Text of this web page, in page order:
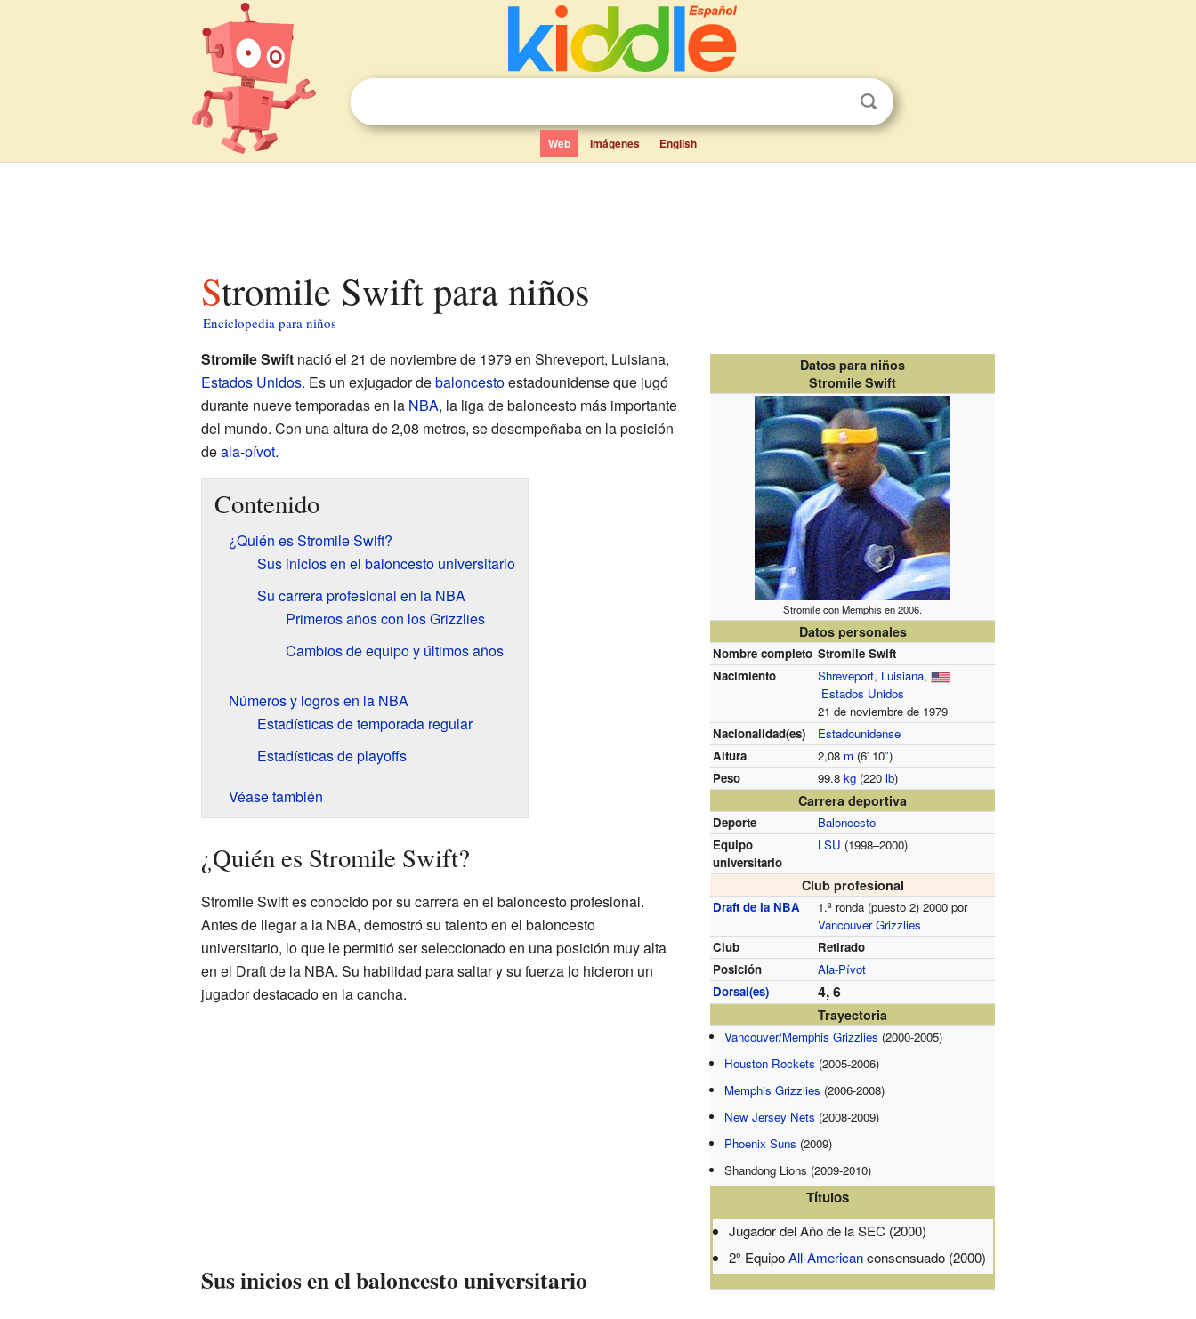
Web Imágenes English
Stromile Swift para niños
Enciclopedia para niños
Datos para niños
Stromile Swift
Stromile con Memphis en 2006.
Datos personales
Nombre completo Stromile Swift
Nacimiento
Shreveport, Luisiana,
Estados Unidos
21 de noviembre de 1979
Nacionalidad(es)
Estadounidense
Altura
2,08 m (6′ 10″)
Peso
99.8kg (220lb)
Carrera deportiva
Deporte
Baloncesto
Equipo
universitario
LSU (1998–2000)
Club profesional
Draft de la NBA
1.ª ronda (puesto 2) 2000 por
Vancouver Grizzlies
Club
Retirado
Posición
Ala-Pívot
Dorsal(es)
4, 6
Trayectoria
Vancouver/Memphis Grizzlies (2000-2005)
Houston Rockets (2005-2006)
Memphis Grizzlies (2006-2008)
New Jersey Nets (2008-2009)
Phoenix Suns (2009)
Shandong Lions (2009-2010)
Títulos
Jugador del Año de la SEC (2000)
2º EquipoAll-Americanconsensuado (2000)
Stromile Swiftnació el 21 de noviembre de 1979 en Shreveport, Luisiana,
Estados Unidos. Es un exjugador debaloncestoestadounidense que jugó
durante nueve temporadas en la NBA, la liga de baloncesto más importante
del mundo. Con una altura de 2,08 metros, se desempeñaba en la posición
deala-pívot.
Contenido
¿Quién es Stromile Swift?
Sus inicios en el baloncesto universitario
Su carrera profesional en la NBA
Primeros años con los Grizzlies
Cambios de equipo y últimos años
Números y logros en la NBA
Estadísticas de temporada regular
Estadísticas de playoffs
Véase también
¿Quién es Stromile Swift?
Stromile Swift es conocido por su carrera en el baloncesto profesional.
Antes de llegar a la NBA, demostró su talento en el baloncesto
universitario, lo que le permitió ser seleccionado en una posición muy alta
en el Draft de la NBA. Su habilidad para saltar y su fuerza lo hicieron un
jugador destacado en la cancha.
Sus inicios en el baloncesto universitario